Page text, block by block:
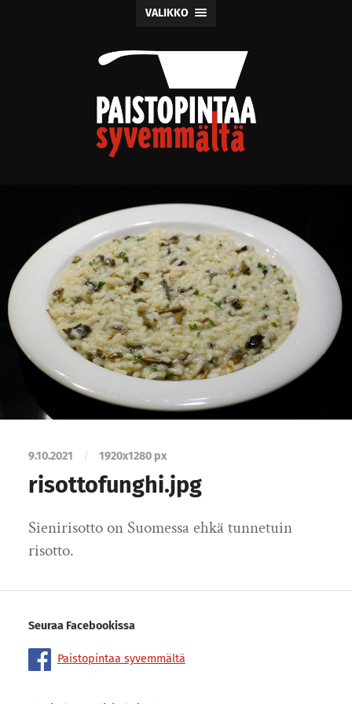
VALIKKO
9.10.2021 / 1920x1280 px
risottofunghi.jpg
Sienirisotto on Suomessa ehkä tunnetuin
risotto.
Seuraa Facebookissa
Paistopintaa syvemmältä